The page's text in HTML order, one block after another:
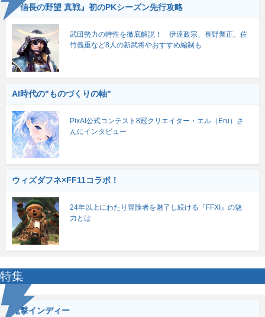
『信長の野望 真戦』初のPKシーズン先行攻略
武田勢力の特性を徹底解説！ 伊達政宗、長野業正、佐
竹義重など8人の新武将やおすすめ編制も
AI時代の"ものづくりの軸"
PixAI公式コンテスト8冠クリエイター・エル（Eru）さ
んにインタビュー
ウィズダフネ×FF11コラボ！
24年以上にわたり冒険者を魅了し続ける『FFXI』の魅
力とは
特集
電撃インディー